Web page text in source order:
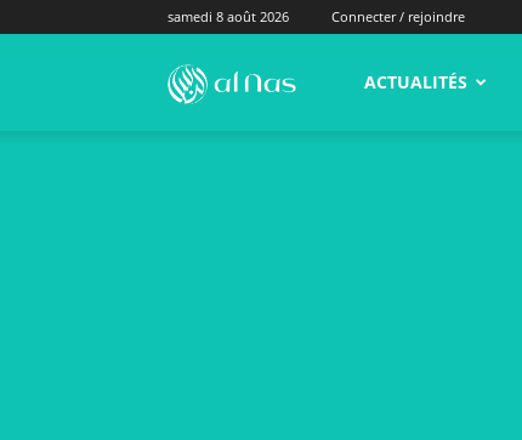
samedi 8 août 2026 Connecter / rejoindre
alNas.fr ACTUALITÉS